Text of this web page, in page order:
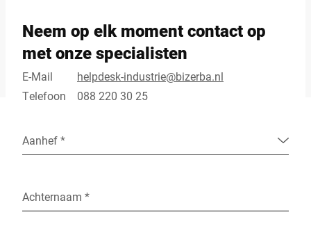
Neem op elk moment contact op
met onze specialisten
E-Mail
helpdesk-industrie@bizerba.nl
Telefoon
088 220 30 25
Aanhef *
Achternaam *